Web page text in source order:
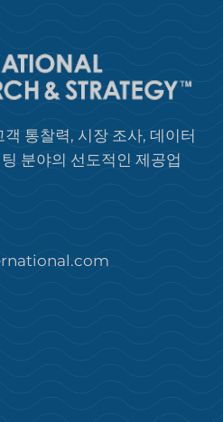
통찰력, 시장 조사, 데이터
분야의 선도적인 제공업